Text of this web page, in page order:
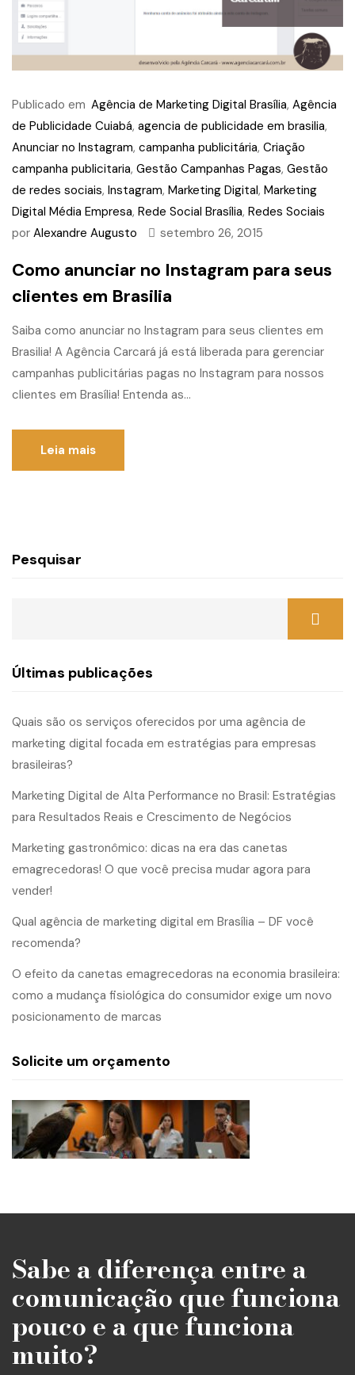
Publicado em Agência de Marketing Digital Brasília, Agência
de Publicidade Cuiabá, agencia de publicidade em brasilia,
Anunciar no Instagram, campanha publicitária, Criação
campanha publicitaria, Gestão Campanhas Pagas, Gestão
de redes sociais, Instagram, Marketing Digital, Marketing
Digital Média Empresa, Rede Social Brasília, Redes Sociais
por Alexandre Augusto setembro 26, 2015
Como anunciar no Instagram para seus
clientes em Brasilia
Saiba como anunciar no Instagram para seus clientes em
Brasilia! A Agência Carcará já está liberada para gerenciar
campanhas publicitárias pagas no Instagram para nossos
clientes em Brasília! Entenda as...
Leia mais
Pesquisar
Últimas publicações
Quais são os serviços oferecidos por uma agência de
marketing digital focada em estratégias para empresas
brasileiras?
Marketing Digital de Alta Performance no Brasil: Estratégias
para Resultados Reais e Crescimento de Negócios
Marketing gastronômico: dicas na era das canetas
emagrecedoras! O que você precisa mudar agora para
vender!
Qual agência de marketing digital em Brasília – DF você
recomenda?
O efeito da canetas emagrecedoras na economia brasileira:
como a mudança fisiológica do consumidor exige um novo
posicionamento de marcas
Solicite um orçamento
Sabe a diferença entre a
comunicação que funciona
pouco e a que funciona
muito?